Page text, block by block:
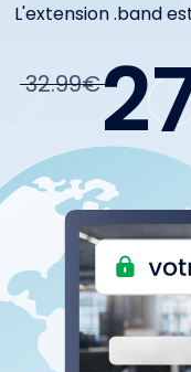
L'extension .band
32.99€